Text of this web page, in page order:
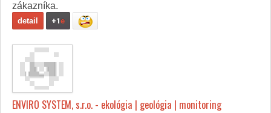
zákazníka.
detail +1e
ENVIRO SYSTEM, s.r.o. - ekológia | geológia | monitoring